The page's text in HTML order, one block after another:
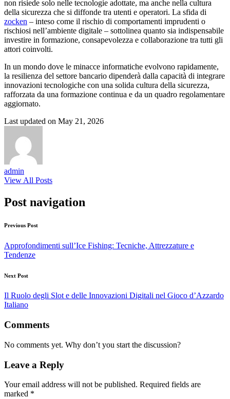
non risiede solo nelle tecnologie adottate, ma anche nella cultura
della sicurezza che si diffonde tra utenti e operatori. La sfida di
zocken – inteso come il rischio di comportamenti imprudenti o
rischiosi nell’ambiente digitale – sottolinea quanto sia indispensabile
investire in formazione, consapevolezza e collaborazione tra tutti gli
attori coinvolti.
In un mondo dove le minacce informatiche evolvono rapidamente,
la resilienza del settore bancario dipenderà dalla capacità di integrare
innovazioni tecnologiche con una solida cultura della sicurezza,
rafforzata da una formazione continua e da un quadro regolamentare
aggiornato.
Last updated on May 21, 2026
admin
View All Posts
Post navigation
Previous Post
Approfondimenti sull’Ice Fishing: Tecniche, Attrezzature e
Tendenze
Next Post
Il Ruolo degli Slot e delle Innovazioni Digitali nel Gioco d’Azzardo
Italiano
Comments
No comments yet. Why don’t you start the discussion?
Leave a Reply
Your email address will not be published. Required fields are
marked *